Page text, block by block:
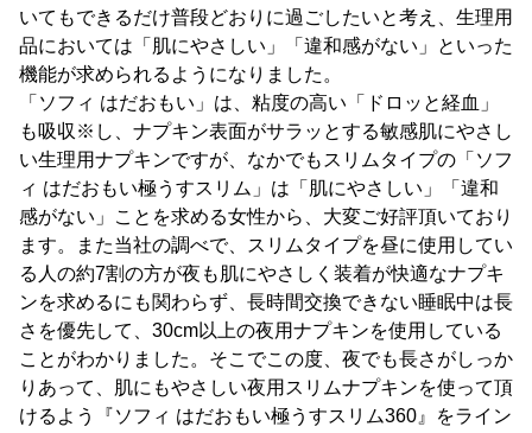
いてもできるだけ普段どおりに過ごしたいと考え、生理用
品においては「肌にやさしい」「違和感がない」といった
機能が求められるようになりました。
「ソフィ はだおもい」は、粘度の高い「ドロッと経血」
も吸収※し、ナプキン表面がサラッとする敏感肌にやさし
い生理用ナプキンですが、なかでもスリムタイプの「ソフ
ィ はだおもい極うすスリム」は「肌にやさしい」「違和
感がない」ことを求める女性から、大変ご好評頂いており
ます。また当社の調べで、スリムタイプを昼に使用してい
る人の約7割の方が夜も肌にやさしく装着が快適なナプキ
ンを求めるにも関わらず、長時間交換できない睡眠中は長
さを優先して、30cm以上の夜用ナプキンを使用している
ことがわかりました。そこでこの度、夜でも長さがしっか
りあって、肌にもやさしい夜用スリムナプキンを使って頂
けるよう『ソフィ はだおもい極うすスリム360』をライン